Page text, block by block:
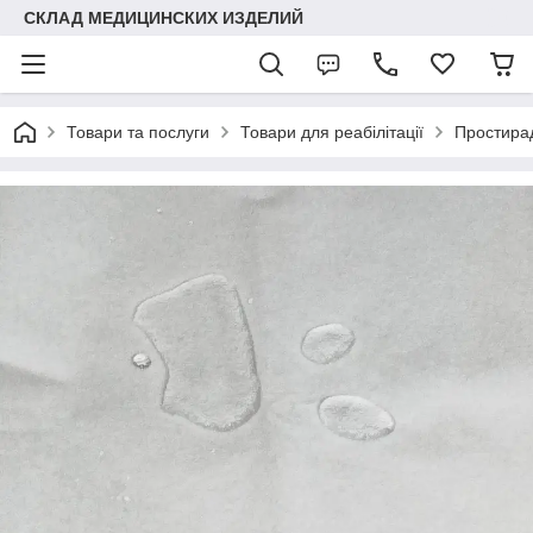
СКЛАД МЕДИЦИНСКИХ ИЗДЕЛИЙ
Товари та послуги Товари для реабілітації